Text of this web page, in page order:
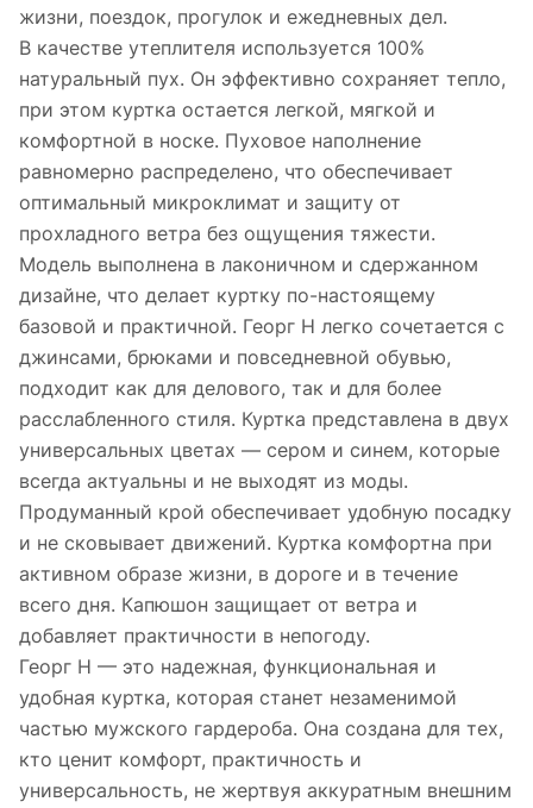
жизни, поездок, прогулок и ежедневных дел.
В качестве утеплителя используется 100%
натуральный пух. Он эффективно сохраняет тепло,
при этом куртка остается легкой, мягкой и
комфортной в носке. Пуховое наполнение
равномерно распределено, что обеспечивает
оптимальный микроклимат и защиту от
прохладного ветра без ощущения тяжести.
Модель выполнена в лаконичном и сдержанном
дизайне, что делает куртку по-настоящему
базовой и практичной. Георг Н легко сочетается с
джинсами, брюками и повседневной обувью,
подходит как для делового, так и для более
расслабленного стиля. Куртка представлена в двух
универсальных цветах — сером и синем, которые
всегда актуальны и не выходят из моды.
Продуманный крой обеспечивает удобную посадку
и не сковывает движений. Куртка комфортна при
активном образе жизни, в дороге и в течение
всего дня. Капюшон защищает от ветра и
добавляет практичности в непогоду.
Георг Н — это надежная, функциональная и
удобная куртка, которая станет незаменимой
частью мужского гардероба. Она создана для тех,
кто ценит комфорт, практичность и
универсальность, не жертвуя аккуратным внешним